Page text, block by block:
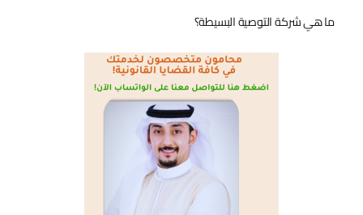
ما هي شركة التوصية البسيطة؟